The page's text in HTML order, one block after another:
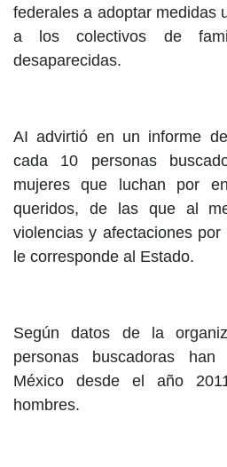
federales a adoptar medidas
a los colectivos de
desaparecidas.
AI advirtió en un informe
cada 10 personas
mujeres que luchan por
queridos, de las que al
violencias y afectaciones
le corresponde al Estado.
Según datos de la
personas buscadoras
México desde el año
hombres.